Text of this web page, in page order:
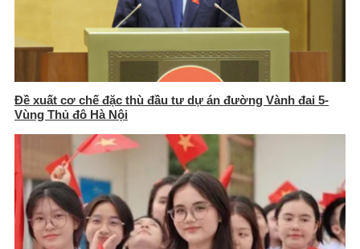
Đề xuất cơ chế đặc thù đầu tư dự án đường Vành đai 5-
Vùng Thủ đô Hà Nội